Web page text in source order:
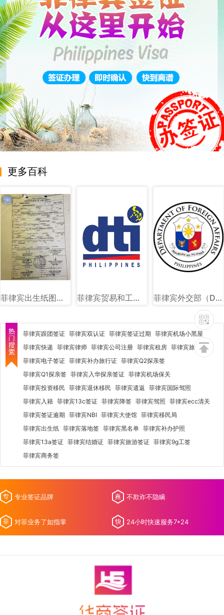
更多百科
菲律宾出生纸图片样式讲解 菲律宾贸易和工业部（DTI）图文讲解 菲律宾外交部（DFA）图文讲解
菲律宾跟团签证 菲律宾双认证 菲律宾签证过期 菲律宾机场小黑屋
菲律宾快递 菲律宾律师 菲律宾公司注册 菲律宾租房 菲律宾旅行社
菲律宾电子签证 菲律宾补办旅行证 菲律宾Q2探亲签
菲律宾Q1探亲签 菲律宾入华探亲签证 菲律宾机场保关
菲律宾投资移民 菲律宾退休移民 菲律宾遣返 菲律宾国际驾照
菲律宾入籍 菲律宾13c签证 菲律宾降签 菲律宾驾照 菲律宾ecc清关
菲律宾签证逾期 菲律宾NBI 菲律宾大使馆 菲律宾移民局
菲律宾出生纸 菲律宾落地签 菲律宾黑名单 菲律宾补办护照
菲律宾13a签证 菲律宾结婚证 菲律宾旅游签证 菲律宾9g工签
菲律宾商务签
专业签证品牌 不欺诈不隐瞒
对菲业务了如指掌 24小时快速服务7*24